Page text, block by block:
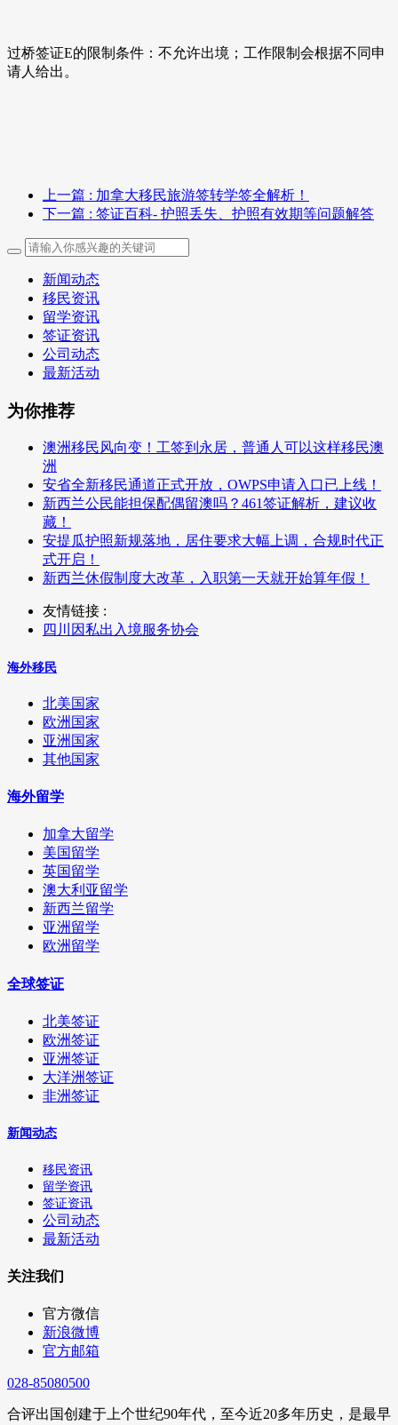
过桥签证E的限制条件：不允许出境；工作限制会根据不同申
请人给出。
上一篇 : 加拿大移民旅游签转学签全解析！
下一篇 : 签证百科- 护照丢失、护照有效期等问题解答
新闻动态
移民资讯
留学资讯
签证资讯
公司动态
最新活动
为你推荐
澳洲移民风向变！工签到永居，普通人可以这样移民澳
洲
安省全新移民通道正式开放，OWPS申请入口已上线！
新西兰公民能担保配偶留澳吗？461签证解析，建议收
藏！
安提瓜护照新规落地，居住要求大幅上调，合规时代正
式开启！
新西兰休假制度大改革，入职第一天就开始算年假！
友情链接 :
四川因私出入境服务协会
海外移民
北美国家
欧洲国家
亚洲国家
其他国家
海外留学
加拿大留学
美国留学
英国留学
澳大利亚留学
新西兰留学
亚洲留学
欧洲留学
全球签证
北美签证
欧洲签证
亚洲签证
大洋洲签证
非洲签证
新闻动态
移民资讯
留学资讯
签证资讯
公司动态
最新活动
关注我们
官方微信
新浪微博
官方邮箱
028-85080500
合评出国创建于上个世纪90年代，至今近20多年历史，是最早